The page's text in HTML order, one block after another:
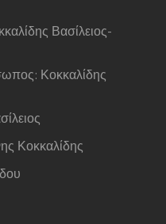
Βασίλειος-
Κοκκαλίδης
Κοκκαλίδης